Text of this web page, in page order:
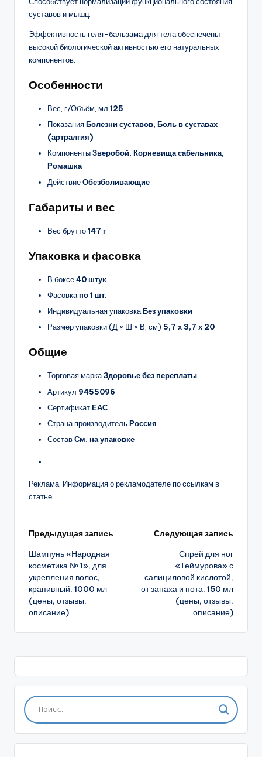
суставов и мышц.
Эффективность геля-бальзама для тела обеспечены
высокой биологической активностью его натуральных
компонентов.
Особенности
Вес, г/Объём, мл 125
ПоказанияБолезни суставов, Боль в суставах
(артралгия)
КомпонентыЗверобой, Корневища сабельника,
Ромашка
ДействиеОбезболивающие
Габариты и вес
Вес брутто147 г
Упаковка и фасовка
В боксе40 штук
Фасовкапо 1 шт.
Индивидуальная упаковкаБез упаковки
Размер упаковки (Д × Ш × В, см) 5,7 х 3,7 х 20
Общие
Торговая маркаЗдоровье без переплаты
Артикул 9455096
СертификатЕАС
Страна производительРоссия
СоставСм. на упаковке
Реклама. Информация о рекламодателе по ссылкам в
статье.
Навигация
записи
Предыдущая запись
Шампунь «Народная
косметика № 1», для
укрепления волос,
крапивный, 1000 мл
(цены, отзывы,
описание)
Следующая запись
Спрей для ног
«Теймурова» с
салициловой кислотой,
от запаха и пота, 150 мл
(цены, отзывы,
описание)